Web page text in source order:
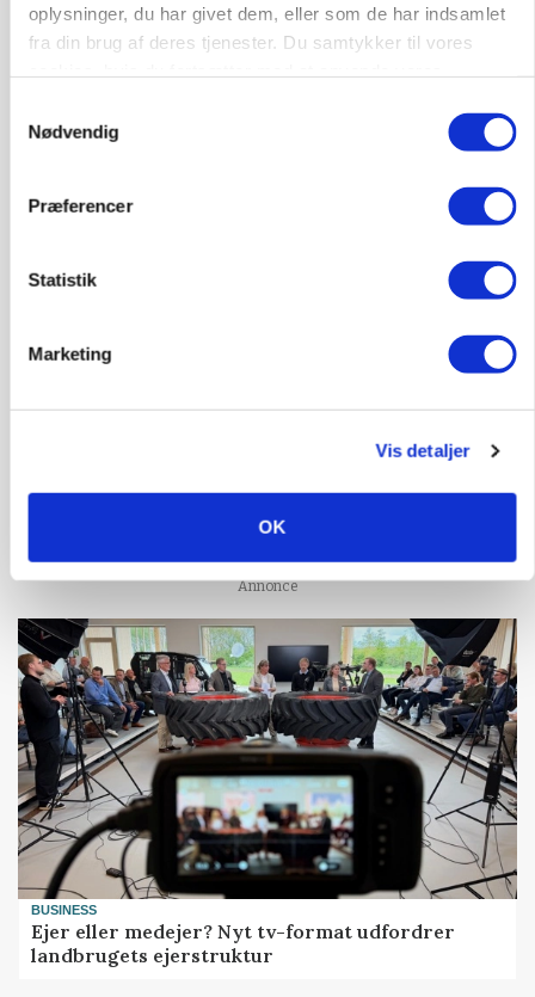
oplysninger, du har givet dem, eller som de har indsamlet
fra din brug af deres tjenester. Du samtykker til vores
Nødvendig
Præferencer
Statistik
Marketing
Vis detaljer
OK
Fjerkræbranchen: - Vi forlanger ens
konkurrence- og produktionsvilkår
Loading...
Annonce
BUSINESS
Ejer eller medejer? Nyt tv-format udfordrer
landbrugets ejerstruktur